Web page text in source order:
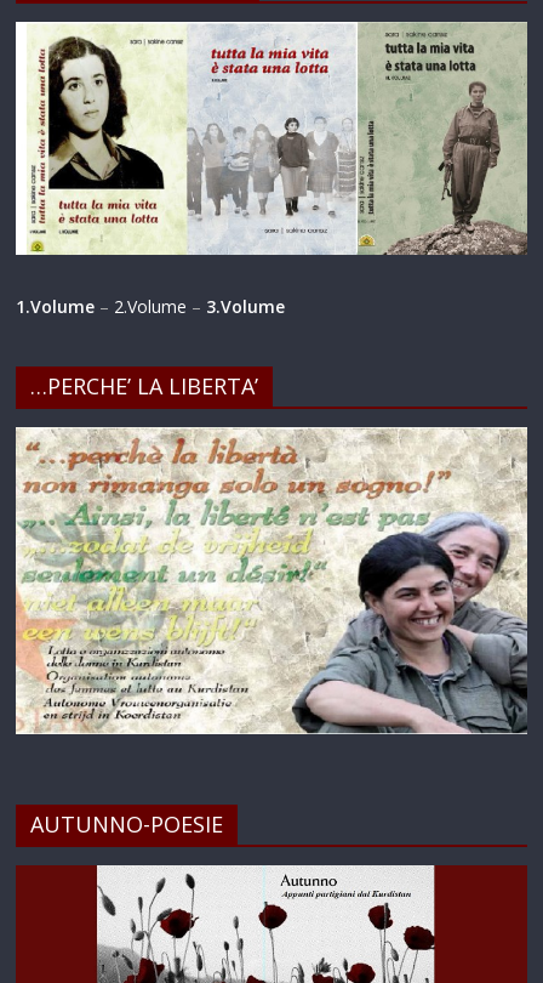
1.Volume – 2.Volume – 3.Volume
…PERCHE’ LA LIBERTA’
AUTUNNO-POESIE